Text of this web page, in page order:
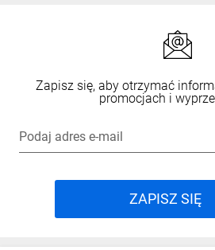
Zapisz się, aby otrzymać
promocjach i
Podaj adres e-mail
ZAPISZ SIĘ